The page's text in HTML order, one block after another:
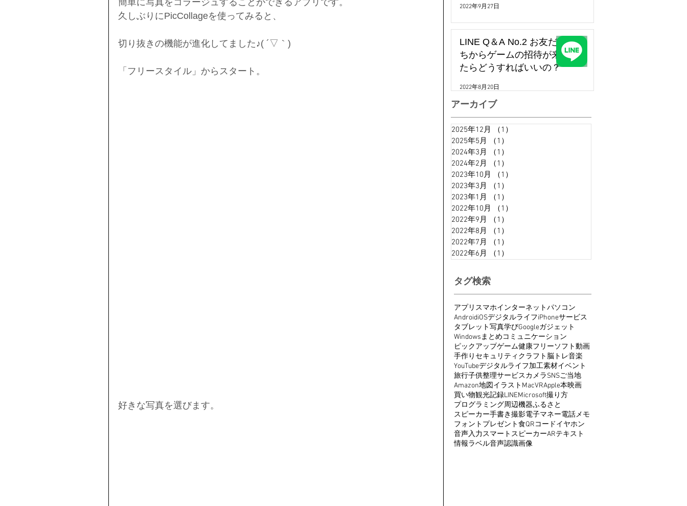
簡単に写真をコラージュすることができるアプリです。
久しぶりにPicCollageを使ってみると、
切り抜きの機能が進化してました♪( ´▽｀)
「フリースタイル」からスタート。
好きな写真を選びます。
2022年9月27日
LINE Q＆A No.2 お友だ
ちからゲームの招待が来
たらどうすればいいの？
2022年8月20日
アーカイブ
2025年12月 （1）
2025年5月
（1）
2024年3月
（1）
2024年2月
（1）
2023年10月
（1）
2023年3月
（1）
2023年1月
（1）
2022年10月
（1）
2022年9月
（1）
2022年8月
（1）
2022年7月
（1）
2022年6月
（1）
タグ検索
アプリ スマホインターネットパソコン
AndroidiOSデジタルライフiPhoneサービス
タブレット写真学びGoogleガジェット
Windowsまとめコミュニケーション
ピックアップゲーム健康フリーソフト動画
手作り セキュリティ クラフト脳トレ音楽
YouTubeデジタルライフ加工素材イベント
旅行子供整理サービスカメラSNSご当地
Amazon地図イラスト MacVRApple本映画
買い物観光記録LINEMicrosoft撮り方
プログラミング周辺機器ふるさと
スピーカー手書き撮影電子マネー電話メモ
フォント プレゼント食QRコードイヤホン
音声入力スマートスピーカーARテキスト
情報ラベル音声認識画像